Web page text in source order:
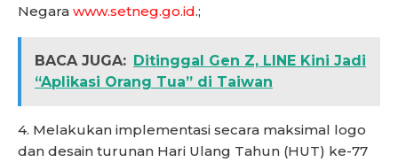
Negara www.setneg.go.id.;
BACA JUGA: Ditinggal Gen Z, LINE Kini Jadi
“Aplikasi Orang Tua” di Taiwan
4. Melakukan implementasi secara maksimal logo
dan desain turunan Hari Ulang Tahun (HUT) ke-77